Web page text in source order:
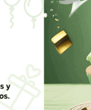
Calle Pitágoras 234,
Narvarte Poniente,
Benito Juárez, C.P.
WhatsApp: +52 1 331